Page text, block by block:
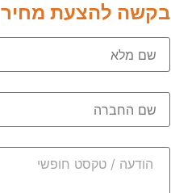
בקשה להצעת מחיר